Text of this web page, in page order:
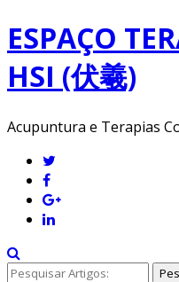
ESPAÇO
HSI (伏羲)
Acupuntura e Terapias